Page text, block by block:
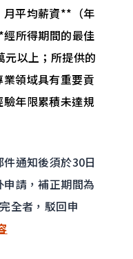
月平均薪資**（年
所得期間的最佳
元以上；所提供的
領域具有重要貢
年限累積未達規
通知後須於30日
請，補正期間為
全者，駁回申